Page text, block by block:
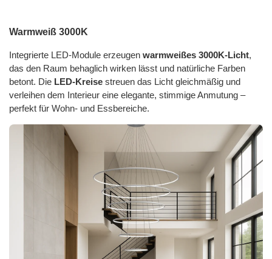
Warmweiß 3000K
Integrierte LED-Module erzeugen warmweißes 3000K-Licht,
das den Raum behaglich wirken lässt und natürliche Farben
betont. Die LED-Kreise streuen das Licht gleichmäßig und
verleihen dem Interieur eine elegante, stimmige Anmutung –
perfekt für Wohn- und Essbereiche.